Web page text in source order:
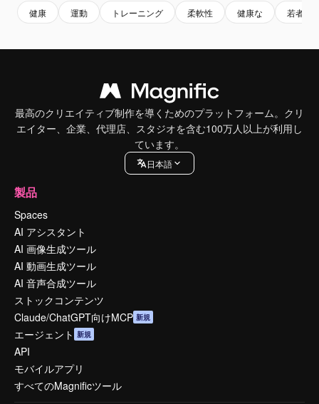
健康 運動 トレーニング 柔軟性 健康な 若者
最高のクリエイティブ制作を導くためのプラットフォーム。クリ
エイター、企業、代理店、スタジオを含む100万人以上が利用し
ています。
日本語
製品
Spaces
AI アシスタント
AI 画像生成ツール
AI 動画生成ツール
AI 音声合成ツール
ストックコンテンツ
Claude/ChatGPT向けMCP 新規
エージェント 新規
API
モバイルアプリ
すべてのMagnificツール